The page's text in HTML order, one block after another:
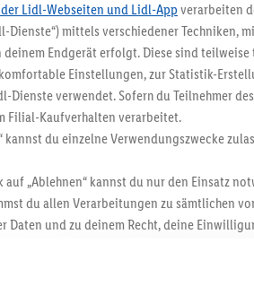
Auf
die
Merkliste
Lidl-Webseiten und Lidl-App verarbeiten
Dienste“) mittels verschiedener Techniken,
Endgerät erfolgt. Diese sind
Einstellungen, zur Statistik-
Dienste verwendet. Sofern du Teilnehmer
Filial-Kaufverhalten verarbeitet.
kannst du einzelne Verwendungszwecke
auf „Ablehnen“ kannst du nur den Einsatz
du allen Verarbeitungen zu sämtlichen
Daten und zu deinem Recht, deine